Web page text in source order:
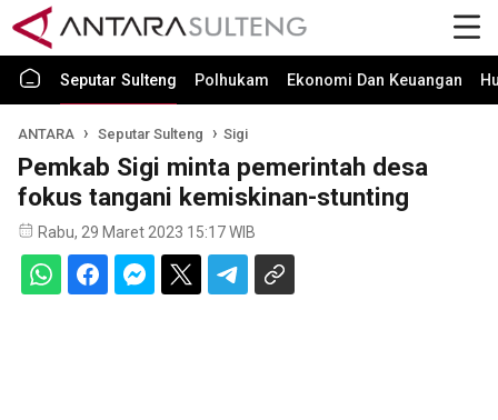
Seputar Sulteng Polhukam Ekonomi Dan Keuangan
ANTARA Seputar Sulteng Sigi
Pemkab Sigi minta pemerintah desa
fokus tangani kemiskinan-stunting
Rabu, 29 Maret 2023 15:17 WIB